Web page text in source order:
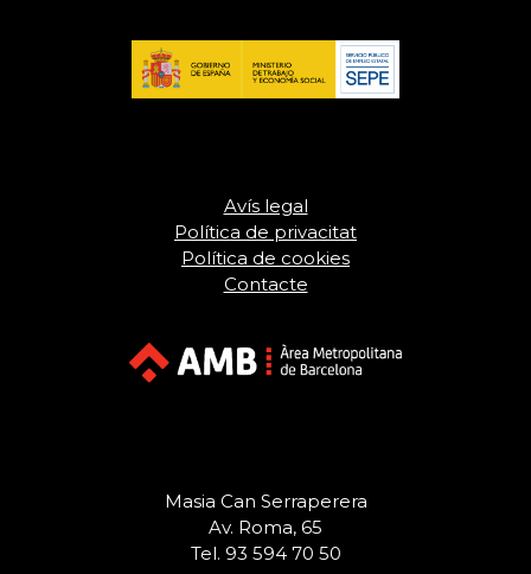
Avís legal
Política de privacitat
Política de cookies
Contacte
Masia Can Serraperera
Av. Roma, 65
Tel. 93 594 70 50